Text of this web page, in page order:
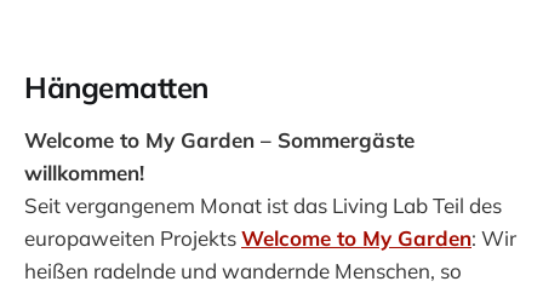
Hängematten
Welcome to My Garden – Sommergäste
willkommen!
Seit vergangenem Monat ist das Living Lab Teil des
europaweiten ProjektsWelcome to My Garden: Wir
heißen radelnde und wandernde Menschen, so